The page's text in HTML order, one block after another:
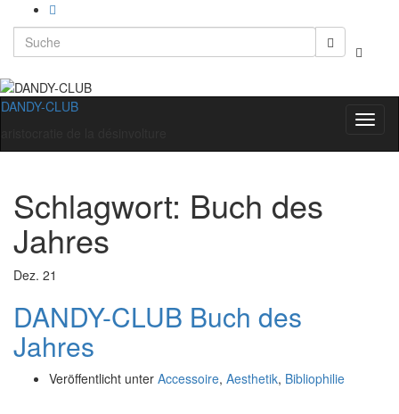
Search
for:
DANDY-CLUB
Schlagwort: Buch des
Jahres
Dez. 21
DANDY-CLUB Buch des
Jahres
Veröffentlicht unter Accessoire, Aesthetik, Bibliophilie